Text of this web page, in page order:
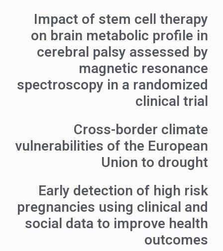
Impact of stem cell therapy
on brain metabolic profile in
cerebral palsy assessed by
magnetic resonance
spectroscopy in a randomized
clinical trial
Cross-border climate
vulnerabilities of the European
Union to drought
Early detection of high risk
pregnancies using clinical and
social data to improve health
outcomes